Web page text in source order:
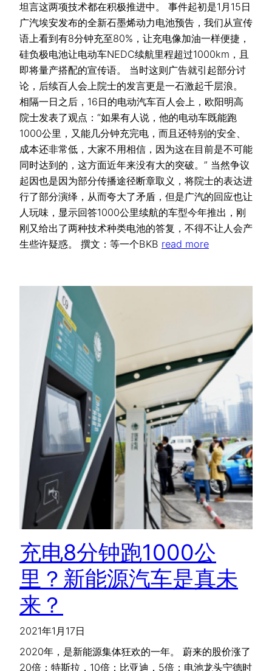
坦言这两项技术都在积极推进中。 事件起初是1月15日
广汽埃安发布的全新石墨烯动力电池预告，我们从宣传
语上看到有8分钟充至80%，让充电像加油一样便捷，
硅负极电池让电动车NEDC续航里程超过1000km，且
即将量产搭配的宣传语。 当时这则广告就引起部分讨
论，后续百人会上院士的发言更是一石激起千层浪。
相隔一日之后，16日的电动汽车百人会上，欧阳明高
院士发表了观点：“如果有人说，他的电动车既能跑
1000公里，又能几分钟充完电，而且还特别的安全、
成本还非常低，大家不用相信，因为这在目前是不可能
同时达到的，这方面近年来没有大的突破。” 当然争议
起因也是因为部分传播途径断章取义，将院士的表达进
行了部分演绎，从而夸大了矛盾，但是广汽的回应也让
人玩味，显示回答1000公里续航的车型今年推出，刚
刚又给出了两种技术种类电池的答复，不得不让人会产
生些许疑惑。 撰文：等一个BKB read more
充电8分钟跑1000公
里？新能源汽车是真未
来？
2021年1月17日
2020年，是新能源集体狂欢的一年。 蔚来的股价涨了
20倍；特斯拉，10倍；比亚迪，5倍；电池龙头宁德时